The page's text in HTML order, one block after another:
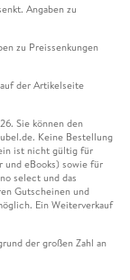
Angaben zu
zu Preissenkungen
der Artikelseite
Sie können den
Keine Bestellung
ist nicht gültig für
eBooks) sowie für
select und das
Gutscheinen und
Ein Weiterverkauf
der großen Zahl an